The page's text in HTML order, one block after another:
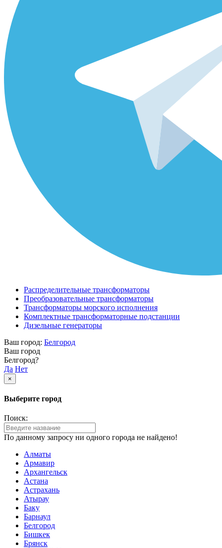
Распределительные трансформаторы
Преобразовательные трансформаторы
Трансформаторы морского исполнения
Комплектные трансформаторные подстанции
Дизельные генераторы
Ваш город: Белгород
Ваш город
Белгород?
Да Нет
×
Выберите город
Поиск:
По данному запросу ни одного города не найдено!
Алматы
Армавир
Архангельск
Астана
Астрахань
Атырау
Баку
Барнаул
Белгород
Бишкек
Брянск